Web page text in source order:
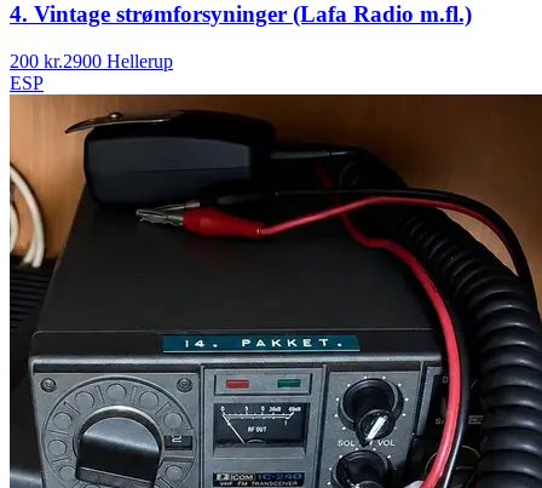
4. Vintage strømforsyninger (Lafa Radio m.fl.)
200 kr.2900 Hellerup
ESP